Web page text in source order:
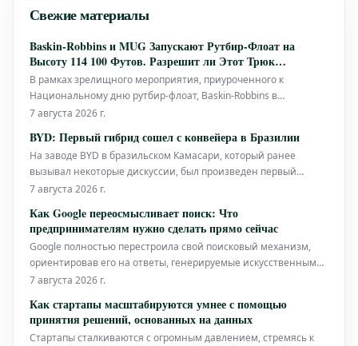
и пообещав сохранить память
Свежие материалы
Baskin-Robbins и MUG Запускают Рутбир-Флоат на
Высоту 114 100 Футов. Разрешит ли Этот Трюк
Многолетние Интернет-Дебаты?
В рамках зрелищного мероприятия, приуроченного к
Национальному дню рутбир-флоат, Baskin-Robbins в
партнерстве с MUG предпринимает амбициозный трюк:
смелое начинание не только нацелено на установление
нового мирового рекорда, но и служит р
7 августа 2026 г.
BYD: Первый гибрид сошел с конвейера в Бразилии
На заводе BYD в бразильском Камасари, который ранее
вызывал некоторые дискуссии, был произведен первый
подключаемый гибридный автомобиль. Кроме того, BYD
рынке.
7 августа 2026 г.
Как Google переосмысливает поиск: Что
предпринимателям нужно сделать прямо сейчас
Google полностью перестроила свой поисковый механизм,
ориентировав его на ответы, генерируемые искусственным
интеллектом. Впервые компания опубликовала официальные
свою видимость в этих новых результатах. Для
предпринимателей и бизнесов став
7 августа 2026 г.
Как стартапы масштабируются умнее с помощью
принятия решений, основанных на данных
Стартапы сталкиваются с огромным давлением, стремясь к